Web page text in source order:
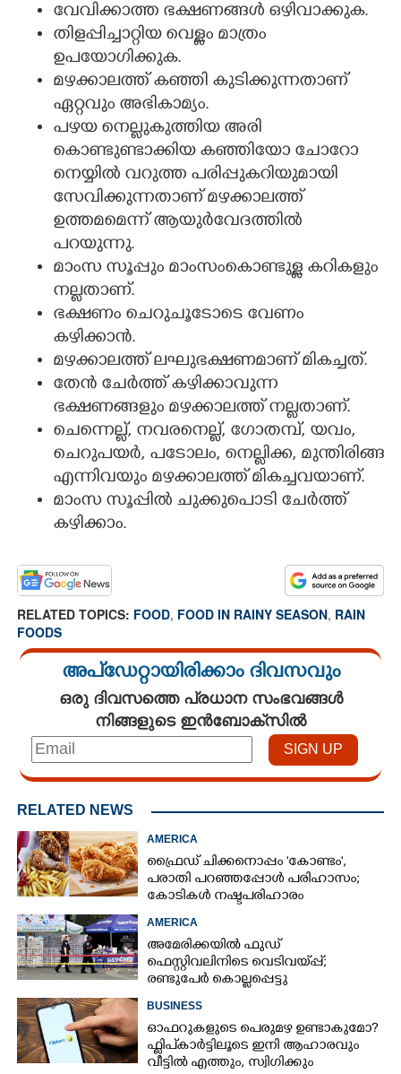
വേവിക്കാത്ത ഭക്ഷണങ്ങൾ ഒഴിവാക്കുക.
തിളപ്പിച്ചാറ്റിയ വെള്ളം മാത്രം
ഉപയോഗിക്കുക.
മഴക്കാലത്ത് കഞ്ഞി കുടിക്കുന്നതാണ്
ഏറ്റവും അഭികാമ്യം.
പഴയ നെല്ലുകുത്തിയ അരി
കൊണ്ടുണ്ടാക്കിയ കഞ്ഞിയോ ചോറോ
നെയ്യിൽ വറുത്ത പരിപ്പുകറിയുമായി
സേവിക്കുന്നതാണ് മഴക്കാലത്ത്
ഉത്തമമെന്ന് ആയുർവേദത്തിൽ
പറയുന്നു.
മാംസ സൂപ്പും മാംസംകൊണ്ടുള്ള കറികളും
നല്ലതാണ്.
ഭക്ഷണം ചെറുചൂടോടെ വേണം
കഴിക്കാൻ.
മഴക്കാലത്ത് ലഘുഭക്ഷണമാണ് മികച്ചത്.
തേൻ ചേർത്ത് കഴിക്കാവുന്ന
ഭക്ഷണങ്ങളും മഴക്കാലത്ത് നല്ലതാണ്.
ചെന്നെല്ല്, നവരനെല്ല്, ഗോതമ്പ്, യവം,
ചെറുപയർ, പടോലം, നെല്ലിക്ക, മുന്തിരിങ്ങ
എന്നിവയും മഴക്കാലത്ത് മികച്ചവയാണ്.
മാംസ സൂപ്പിൽ ചുക്കുപൊടി ചേർത്ത്
കഴിക്കാം.
RELATED TOPICS: FOOD, FOOD IN RAINY SEASON, RAIN
FOODS
അപ്ഡേറ്റായിരിക്കാം ദിവസവും
ഒരു ദിവസത്തെ പ്രധാന സംഭവങ്ങൾ
നിങ്ങളുടെ ഇൻബോക്സിൽ
RELATED NEWS
AMERICA
ഫ്രൈഡ് ചിക്കനൊപ്പം 'കോണ്ടം',​
പരാതി പറഞ്ഞപ്പോൾ പരിഹാസം;
കോടികൾ നഷ്ടപരിഹാരം
AMERICA
അമേരിക്കയിൽ ഫുഡ്
ഫെസ്റ്റിവലിനിടെ വെടിവയ്‌പ്പ്;
രണ്ടുപേർ കൊല്ലപ്പെട്ടു
BUSINESS
ഓഫറുകളുടെ പെരുമഴ ഉണ്ടാകുമോ?​
ഫ്ലിപ്കാർട്ടിലൂടെ ഇനി ആഹാരവും
വീട്ടിൽ എത്തും,​ സ്വിഗിക്കും